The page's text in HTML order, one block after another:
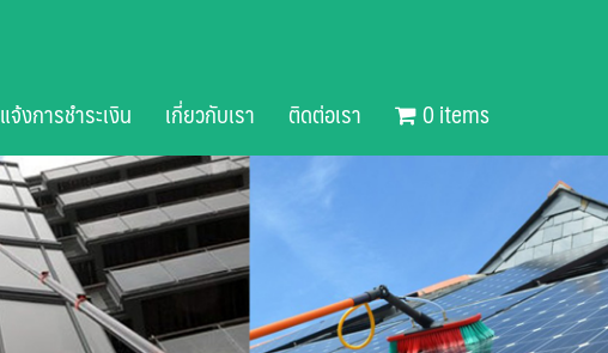
แจ้งการชำระเงิน เกี่ยวกับเรา ติดต่อเรา 0 items